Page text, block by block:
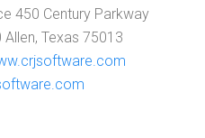
450 Century Parkway
Allen, Texas 75013